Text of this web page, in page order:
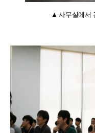
▲ 사무실에서